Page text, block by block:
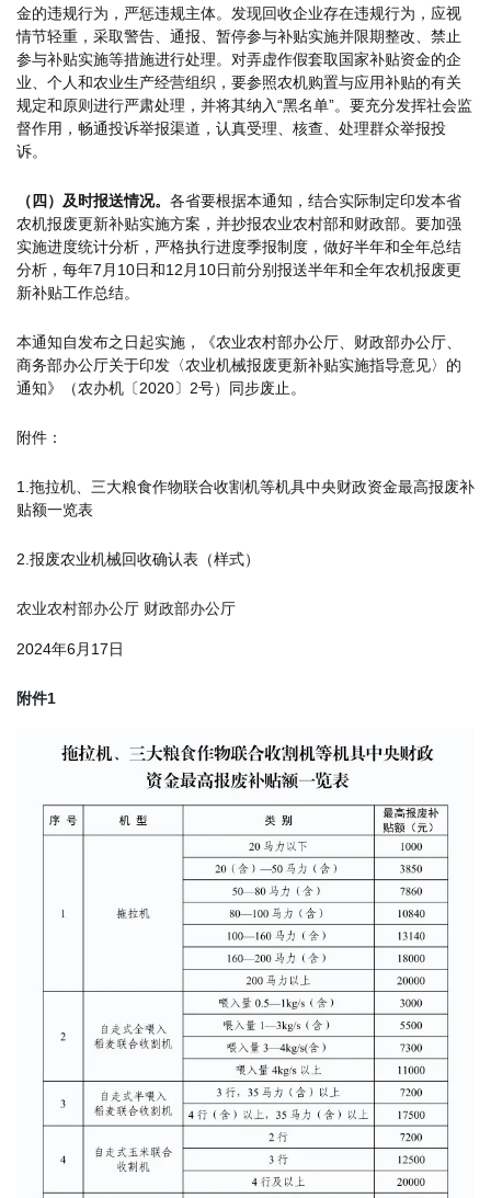
金的违规行为，严惩违规主体。发现回收企业存在违规行为，应视
情节轻重，采取警告、通报、暂停参与补贴实施并限期整改、禁止
参与补贴实施等措施进行处理。对弄虚作假套取国家补贴资金的企
业、个人和农业生产经营组织，要参照农机购置与应用补贴的有关
规定和原则进行严肃处理，并将其纳入“黑名单”。要充分发挥社会监
督作用，畅通投诉举报渠道，认真受理、核查、处理群众举报投
诉。
（四）及时报送情况。 各省要根据本通知，结合实际制定印发本省
农机报废更新补贴实施方案，并抄报农业农村部和财政部。要加强
实施进度统计分析，严格执行进度季报制度，做好半年和全年总结
分析，每年7月10日和12月10日前分别报送半年和全年农机报废更
新补贴工作总结。
本通知自发布之日起实施，《农业农村部办公厅、财政部办公厅、
商务部办公厅关于印发〈农业机械报废更新补贴实施指导意见〉的
通知》（农办机〔2020〕2号）同步废止。
附件：
1.拖拉机、三大粮食作物联合收割机等机具中央财政资金最高报废补
贴额一览表
2.报废农业机械回收确认表（样式）
农业农村部办公厅 财政部办公厅
2024年6月17日
附件1